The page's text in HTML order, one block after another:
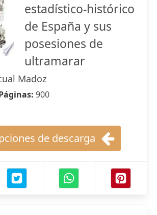
estadístico-histórico
de España y sus
posesiones de
ultramarar
Madoz
900
de descarga